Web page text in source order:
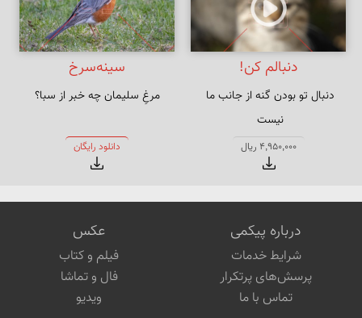
دنبالم کن!
دنبال تو بودن گنه از جانب ما
با غمزه بگو تا دل مردم نستاند
4,950,000 ریال
سینه‌سرخ
مرغِ سلیمان چه خبر از سبا؟
دانلود رایگان
درباره پیکمی
شرایط خدمات
پرسش‌های پرتکرار
تماس با ما
عکس
فیلم و کتاب
فال و تماشا
ویدیو